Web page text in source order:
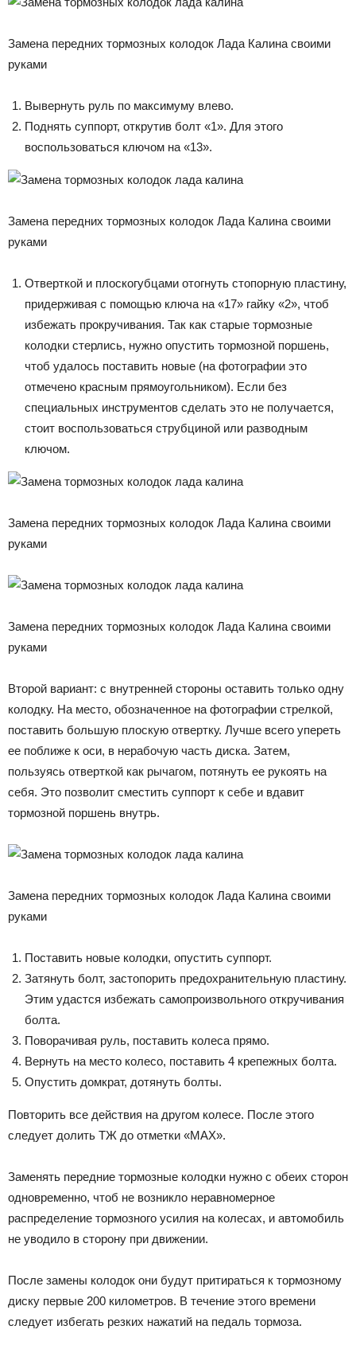
Замена передних тормозных колодок Лада Калина своими
руками
Вывернуть руль по максимуму влево.
Поднять суппорт, открутив болт «1». Для этого
воспользоваться ключом на «13».
Замена передних тормозных колодок Лада Калина своими
руками
Отверткой и плоскогубцами отогнуть стопорную пластину,
придерживая с помощью ключа на «17» гайку «2», чтоб
избежать прокручивания. Так как старые тормозные
колодки стерлись, нужно опустить тормозной поршень,
чтоб удалось поставить новые (на фотографии это
отмечено красным прямоугольником). Если без
специальных инструментов сделать это не получается,
стоит воспользоваться струбциной или разводным
ключом.
Замена передних тормозных колодок Лада Калина своими
руками
Замена передних тормозных колодок Лада Калина своими
руками
Второй вариант: с внутренней стороны оставить только одну
колодку. На место, обозначенное на фотографии стрелкой,
поставить большую плоскую отвертку. Лучше всего упереть
ее поближе к оси, в нерабочую часть диска. Затем,
пользуясь отверткой как рычагом, потянуть ее рукоять на
себя. Это позволит сместить суппорт к себе и вдавит
тормозной поршень внутрь.
Замена передних тормозных колодок Лада Калина своими
руками
Поставить новые колодки, опустить суппорт.
Затянуть болт, застопорить предохранительную пластину.
Этим удастся избежать самопроизвольного откручивания
болта.
Поворачивая руль, поставить колеса прямо.
Вернуть на место колесо, поставить 4 крепежных болта.
Опустить домкрат, дотянуть болты.
Повторить все действия на другом колесе. После этого
следует долить ТЖ до отметки «MAX».
Заменять передние тормозные колодки нужно с обеих сторон
одновременно, чтоб не возникло неравномерное
распределение тормозного усилия на колесах, и автомобиль
не уводило в сторону при движении.
После замены колодок они будут притираться к тормозному
диску первые 200 километров. В течение этого времени
следует избегать резких нажатий на педаль тормоза.